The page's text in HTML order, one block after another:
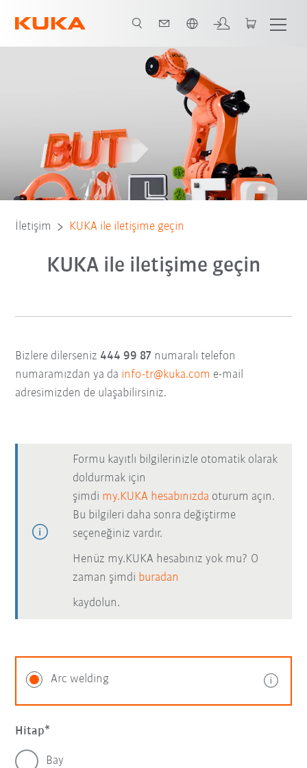
İletişim KUKA ile iletişime geçin
KUKA ile iletişime geçin
Bizlere dilerseniz 444 99 87 numaralı telefon
numaramızdan ya da info-tr@kuka.com e-mail
adresimizden de ulaşabilirsiniz.
Formu kayıtlı bilgilerinizle otomatik olarak
doldurmak için
şimdi my.KUKA hesabınızda oturum açın.
Bu bilgileri daha sonra değiştirme
seçeneğiniz vardır.
Henüz my.KUKA hesabınız yok mu? O
zaman şimdi buradan
kaydolun.
Arc welding
Hitap
Bay